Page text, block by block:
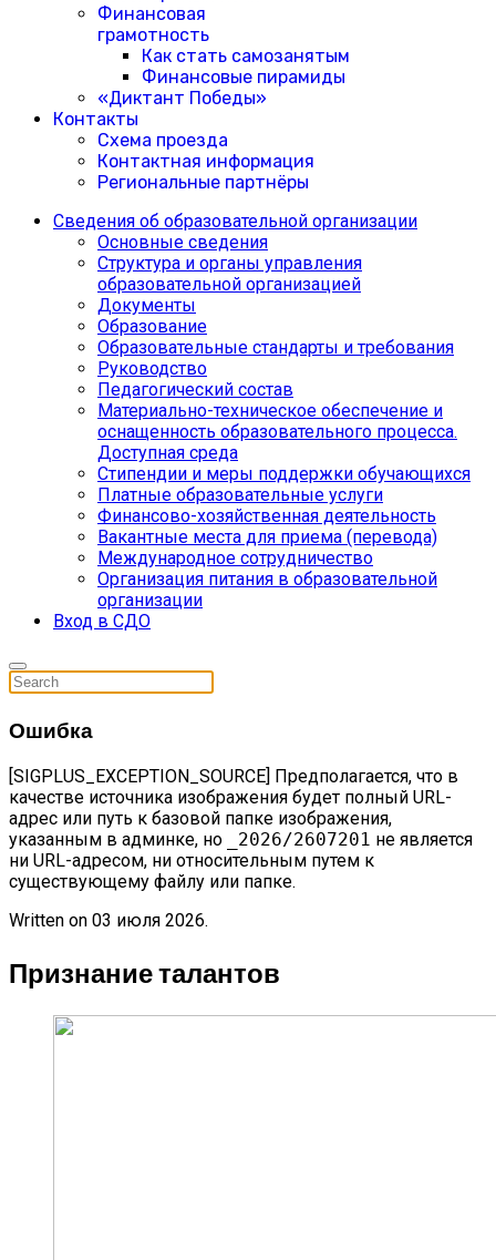
Финансовая
грамотность
Как стать самозанятым
Финансовые пирамиды
«Диктант Победы»
Контакты
Схема проезда
Контактная информация
Региональные партнёры
Сведения об образовательной организации
Основные сведения
Структура и органы управления
образовательной организацией
Документы
Образование
Образовательные стандарты и требования
Руководство
Педагогический состав
Материально-техническое обеспечение и
оснащенность образовательного процесса.
Доступная среда
Cтипендии и меры поддержки обучающихся
Платные образовательные услуги
Финансово-хозяйственная деятельность
Вакантные места для приема (перевода)
Международное сотрудничество
Организация питания в образовательной
организации
Вход в СДО
Ошибка
[SIGPLUS_EXCEPTION_SOURCE] Предполагается, что в
качестве источника изображения будет полный URL-
адрес или путь к базовой папке изображения,
указанным в админке, но
_2026/2607201 не является
ни URL-адресом, ни относительным путем к
существующему файлу или папке.
Written on 03 июля 2026.
Признание талантов